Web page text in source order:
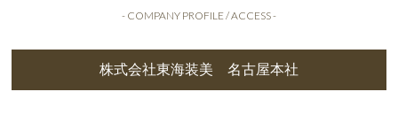
- COMPANY PROFILE / ACCESS -
株式会社東海装美 名古屋本社